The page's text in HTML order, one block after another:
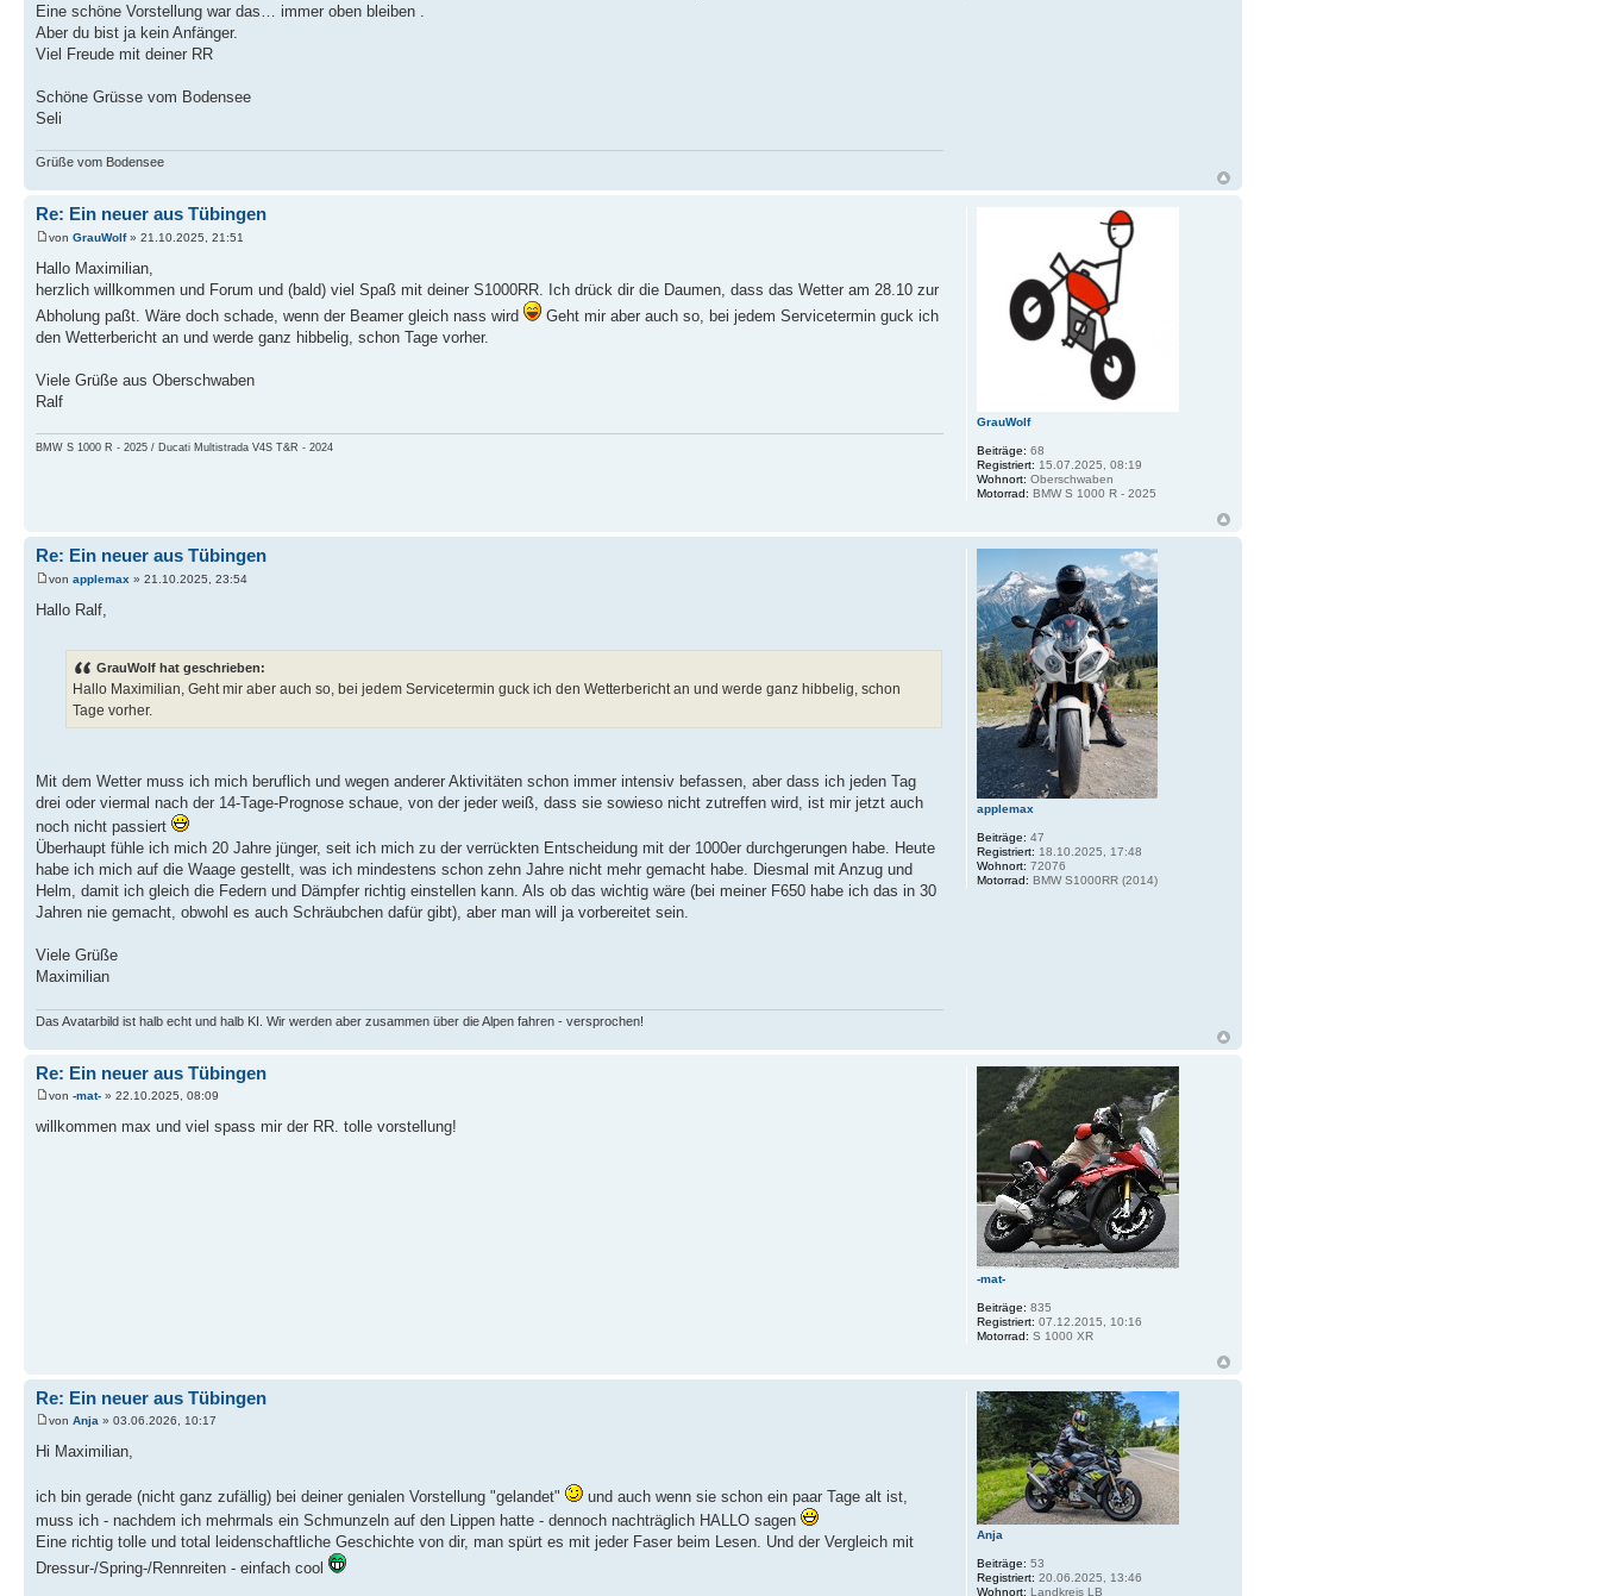
Eine schöne Vorstellung war das… immer oben bleiben .
Aber du bist ja kein Anfänger.
Viel Freude mit deiner RR
Schöne Grüsse vom Bodensee
Seli
Grüße vom Bodensee
Re: Ein neuer aus Tübingen
von GrauWolf» 21.10.2025, 21:51
Hallo Maximilian,
herzlich willkommen und Forum und (bald) viel Spaß mit deiner S1000RR. Ich drück dir die Daumen, dass das Wetter am 28.10 zur
Abholung paßt. Wäre doch schade, wenn der Beamer gleich nass wird
Geht mir aber auch so, bei jedem Servicetermin guck ich
den Wetterbericht an und werde ganz hibbelig, schon Tage vorher.
Viele Grüße aus Oberschwaben
Ralf
BMW S 1000 R - 2025 / Ducati Multistrada V4S T&R - 2024
GrauWolf
Beiträge: 68
Registriert: 15.07.2025, 08:19
Wohnort: Oberschwaben
Motorrad: BMW S 1000 R - 2025
Re: Ein neuer aus Tübingen
von applemax » 21.10.2025, 23:54
Hallo Ralf,
GrauWolf hat geschrieben:
Hallo Maximilian, Geht mir aber auch so, bei jedem Servicetermin guck ich den Wetterbericht an und werde ganz hibbelig, schon
Tage vorher.
Mit dem Wetter muss ich mich beruflich und wegen anderer Aktivitäten schon immer intensiv befassen, aber dass ich jeden Tag
drei oder viermal nach der 14-Tage-Prognose schaue, von der jeder weiß, dass sie sowieso nicht zutreffen wird, ist mir jetzt auch
noch nicht passiert
Überhaupt fühle ich mich 20 Jahre jünger, seit ich mich zu der verrückten Entscheidung mit der 1000er durchgerungen habe. Heute
habe ich mich auf die Waage gestellt, was ich mindestens schon zehn Jahre nicht mehr gemacht habe. Diesmal mit Anzug und
Helm, damit ich gleich die Federn und Dämpfer richtig einstellen kann. Als ob das wichtig wäre (bei meiner F650 habe ich das in 30
Jahren nie gemacht, obwohl es auch Schräubchen dafür gibt), aber man will ja vorbereitet sein.
Viele Grüße
Maximilian
Das Avatarbild ist halb echt und halb KI. Wir werden aber zusammen über die Alpen fahren - versprochen!
applemax
Beiträge: 47
Registriert: 18.10.2025, 17:48
Wohnort: 72076
Motorrad: BMW S1000RR (2014)
Re: Ein neuer aus Tübingen
von -mat- » 22.10.2025, 08:09
willkommen max und viel spass mir der RR. tolle vorstellung!
-mat-
Beiträge: 835
Registriert: 07.12.2015, 10:16
Motorrad: S 1000 XR
Re: Ein neuer aus Tübingen
von Anja » 03.06.2026, 10:17
Hi Maximilian,
ich bin gerade (nicht ganz zufällig) bei deiner genialen Vorstellung "gelandet"
und auch wenn sie schon ein paar Tage alt ist,
muss ich - nachdem ich mehrmals ein Schmunzeln auf den Lippen hatte - dennoch nachträglich HALLO sagen
Eine richtig tolle und total leidenschaftliche Geschichte von dir, man spürt es mit jeder Faser beim Lesen. Und der Vergleich mit
Dressur-/Spring-/Rennreiten - einfach cool
Anja
Beiträge: 53
Registriert: 20.06.2025, 13:46
Wohnort: Landkreis LB